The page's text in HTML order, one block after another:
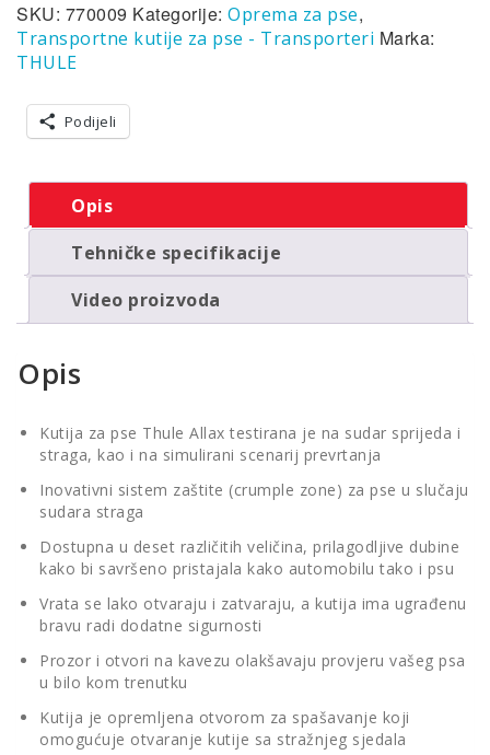
SKU: 770009 Kategorije: Oprema za pse,
Transportne kutije za pse - Transporteri Marka:
THULE
Podijeli
Opis
Tehničke specifikacije
Video proizvoda
Opis
Kutija za pse Thule Allax testirana je na sudar sprijeda i
straga, kao i na simulirani scenarij prevrtanja
Inovativni sistem zaštite (crumple zone) za pse u slučaju
sudara straga
Dostupna u deset različitih veličina, prilagodljive dubine
kako bi savršeno pristajala kako automobilu tako i psu
Vrata se lako otvaraju i zatvaraju, a kutija ima ugrađenu
bravu radi dodatne sigurnosti
Prozor i otvori na kavezu olakšavaju provjeru vašeg psa
u bilo kom trenutku
Kutija je opremljena otvorom za spašavanje koji
omogućuje otvaranje kutije sa stražnjeg sjedala